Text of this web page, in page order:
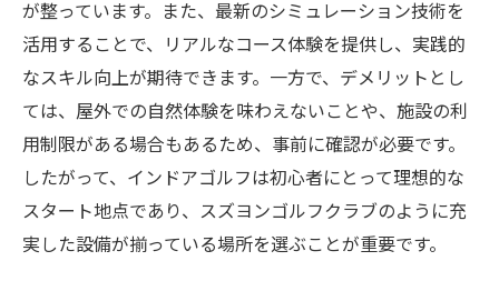
が整っています。また、最新のシミュレーション技術を
活用することで、リアルなコース体験を提供し、実践的
なスキル向上が期待できます。一方で、デメリットとし
ては、屋外での自然体験を味わえないことや、施設の利
用制限がある場合もあるため、事前に確認が必要です。
したがって、インドアゴルフは初心者にとって理想的な
スタート地点であり、スズヨンゴルフクラブのように充
実した設備が揃っている場所を選ぶことが重要です。